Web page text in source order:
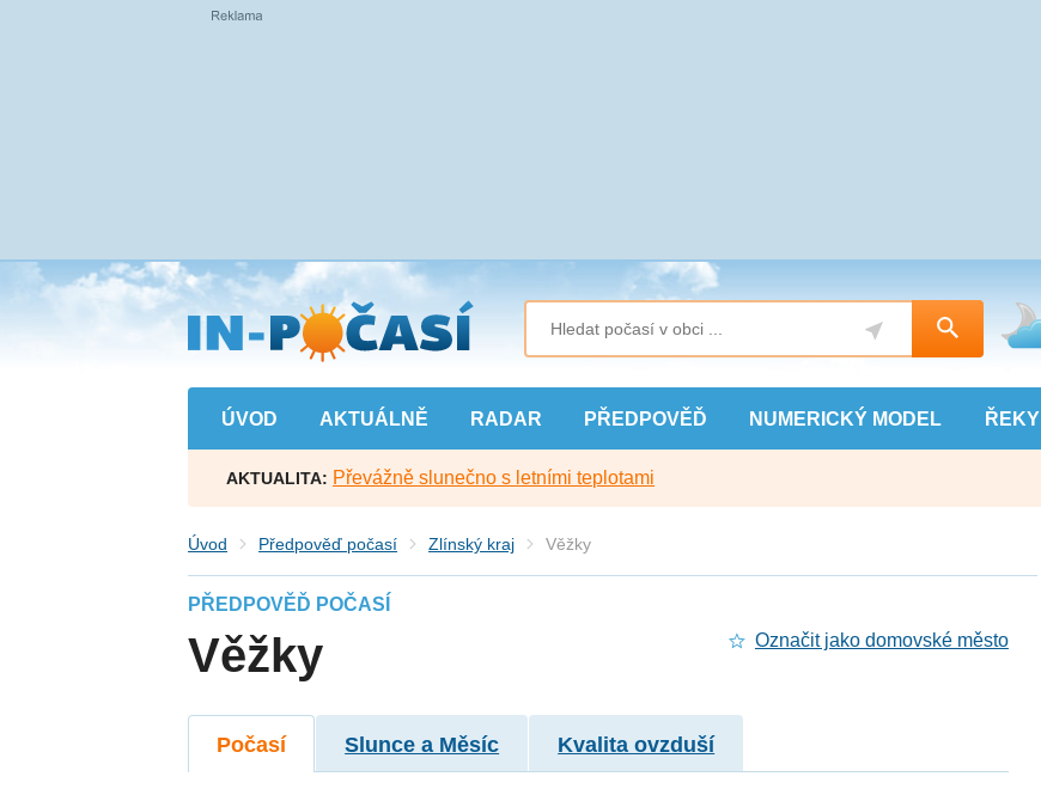
Přejít
na
hlavní
obsah
ÚVOD AKTUÁLNĚ RADAR PŘEDPOVĚĎ NUMERICKÝ MODEL ŘEKY
AKTUALITA: Převážně slunečno s letními teplotami
Úvod Předpověď počasí Zlínský kraj Věžky
PŘEDPOVĚĎ POČASÍ
Věžky Označit jako domovské město
Počasí Slunce a Měsíc Kvalita ovzduší